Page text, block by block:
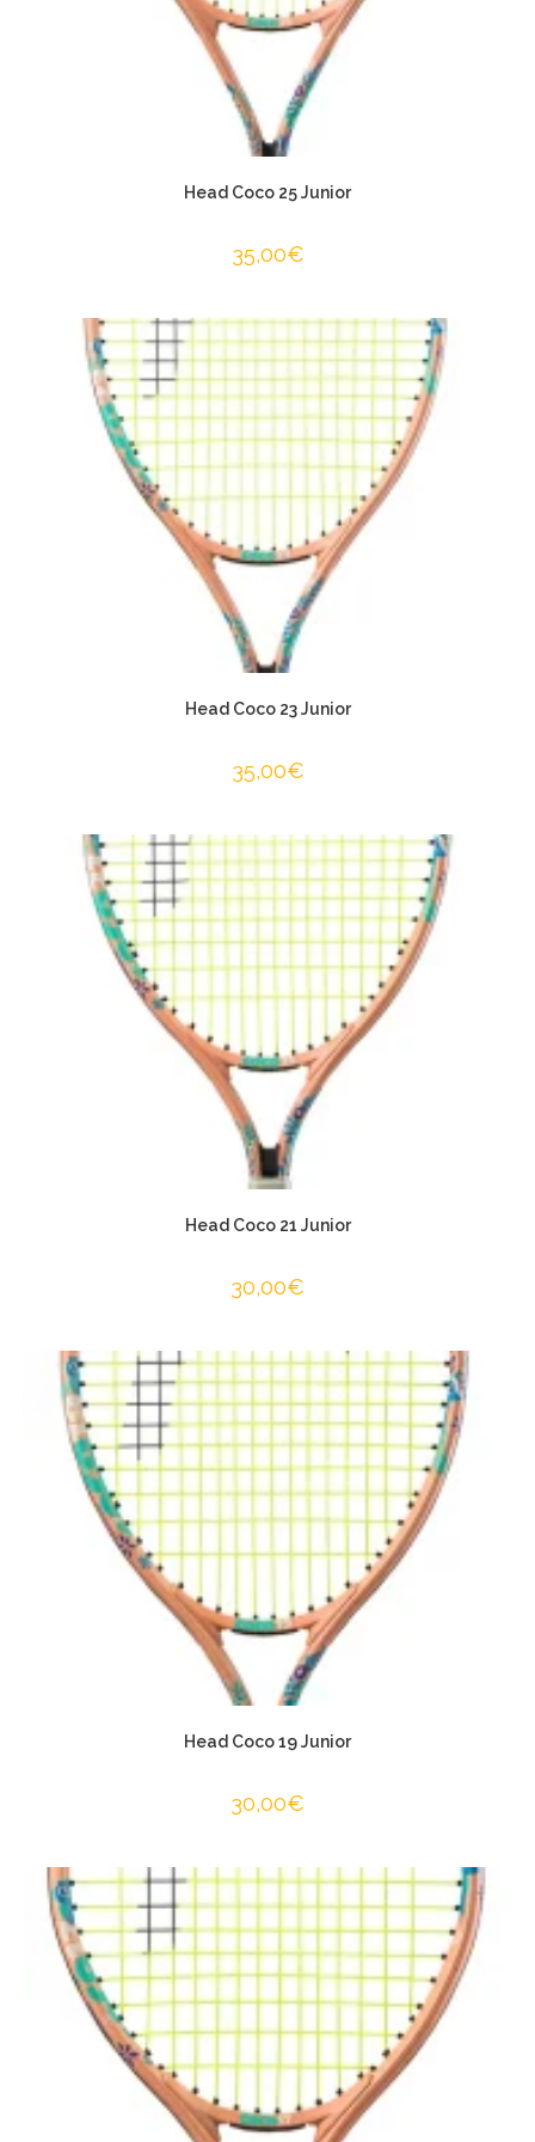
Head Coco 25 Junior
35,00€
Head Coco 23 Junior
35,00€
Head Coco 21 Junior
30,00€
Head Coco 19 Junior
30,00€